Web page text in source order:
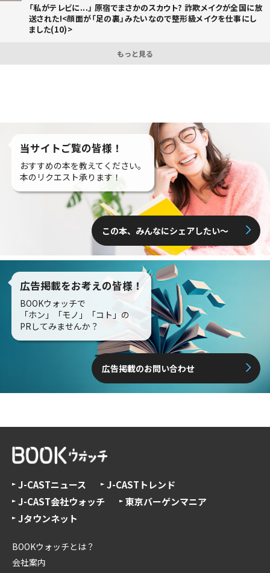
「私がテレビに...」 原宿でまさかのスカウト? 詐欺メイクが全国に放
送された!<顔面が「足の裏」みたいなので整形級メイクを仕事にし
ました(10)>
もっと見る
当サイトご覧の皆様！
おすすめの本を教えてください。
本のリクエスト承ります！
この本、みんなにシェアしたい〜
広告掲載をお考えの皆様！
BOOKウォッチで
「ホン」「モノ」「コト」の
PRしてみませんか？
広告掲載のお問い合わせ
J-CASTニュース
J-CASTトレンド
J-CAST会社ウォッチ
東京バーゲンマニア
Jタウンネット
BOOKウォッチとは？
会社案内